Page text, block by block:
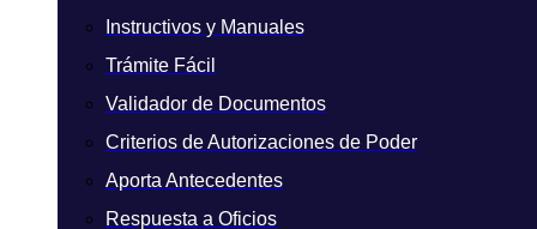
Instructivos y Manuales
Trámite Fácil
Validador de Documentos
Criterios de Autorizaciones de Poder
Aporta Antecedentes
Respuesta a Oficios